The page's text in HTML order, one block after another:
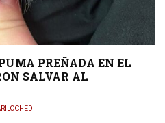
PREÑADA EN EL
SALVAR AL